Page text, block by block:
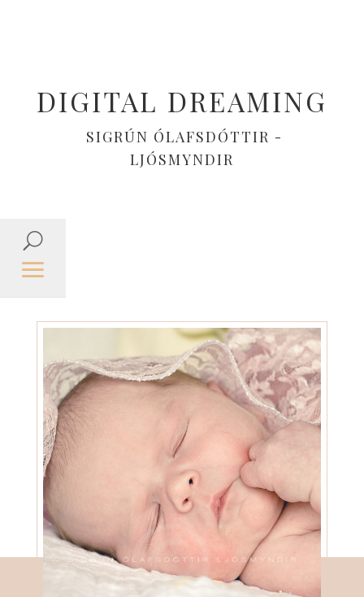
DIGITAL DREAMING
SIGRÚN ÓLAFSDÓTTIR -
LJÓSMYNDIR